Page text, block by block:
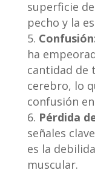
superficie
pecho y la
Confusió
ha
cantidad de
cerebro, lo
confusión
Pérdida
señales
es la
muscular.